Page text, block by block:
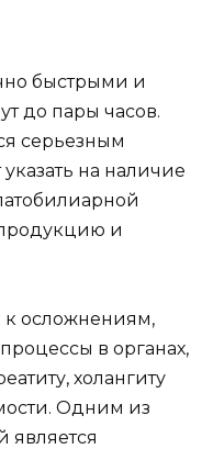
быстрыми и
до пары часов.
серьезным
на наличие
и
к осложнениям,
в органах,
холангиту
Одним из
является